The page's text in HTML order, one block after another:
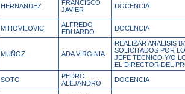
HERNANDEZ
FRANCISCO
JAVIER
DOCENCIA
MIHOVILOVIC
ALFREDO
EDUARDO
DOCENCIA
MUÑOZ ADA VIRGINIA
REALIZAR ANALISIS
SOLICITADOS POR
JEFE TECNICO Y/O
EL DIRECTOR DEL
SOTO
PEDRO
ALEJANDRO
DOCENCIA